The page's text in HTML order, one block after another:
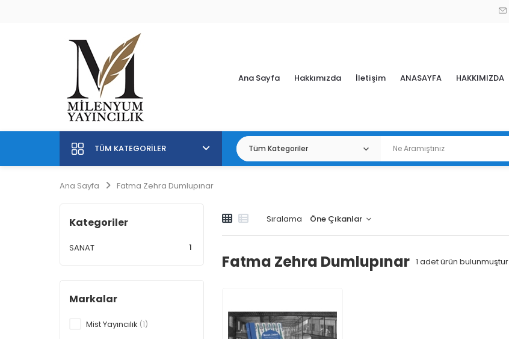
Ana Sayfa Hakkımızda İletişim ANASAYFA HAKKIMIZDA
TÜM KATEGORILER
Ana Sayfa Fatma Zehra Dumlupınar
Sıralama
Fatma Zehra Dumlupınar 1 adet ürün bulunmuştur.
Kategoriler
SANAT 1
Markalar
Mist Yayıncılık (1)